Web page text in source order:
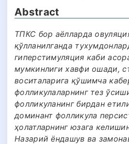
Abstract
ТПКС бор аёлларда
қўлланилганда
гиперстимуляция каби
мумкинлиги хавфи ошади,
воситаларига қўшимча
фолликулаларнинг тез
фолликуланинг бирдан
доминант фолликула
ҳолатларнинг юзага
Назарий ёндашув ва